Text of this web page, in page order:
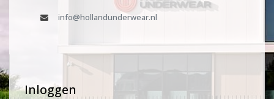
info@hollandunderwear.nl
Inloggen